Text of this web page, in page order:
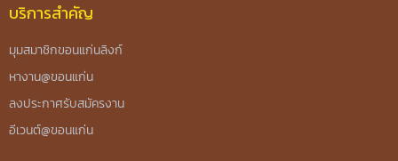
บริการสำคัญ
มุมสมาชิกขอนแก่นลิงก์
หางาน@ขอนแก่น
ลงประกาศรับสมัครงาน
อีเวนต์@ขอนแก่น